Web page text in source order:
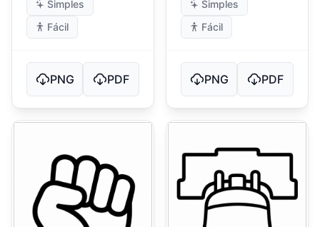
Simples
Fácil
PNG PDF
Simples
Fácil
PNG PDF